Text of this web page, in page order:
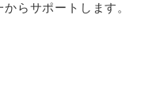
らサポートします。